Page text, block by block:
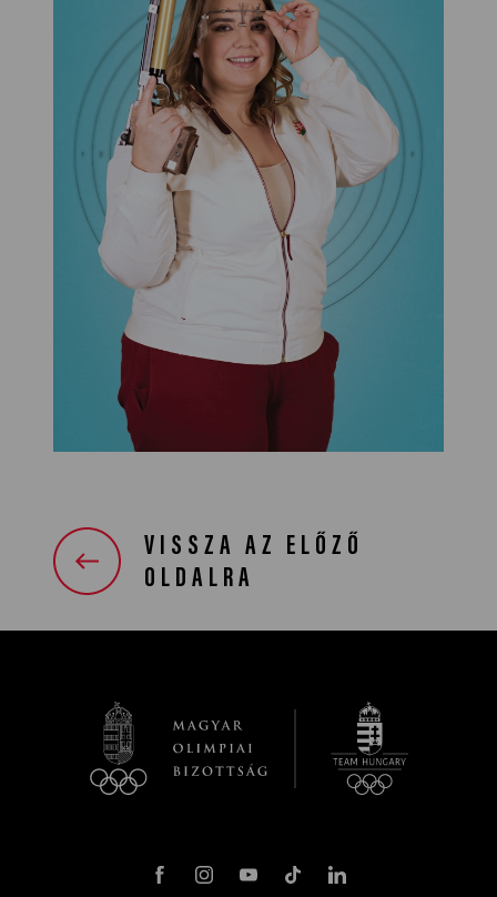
VISSZA AZ ELŐZŐ
OLDALRA